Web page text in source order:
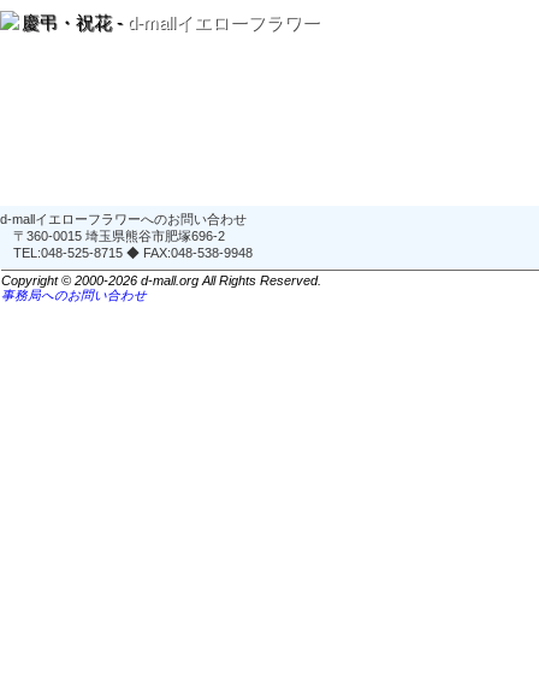
慶弔・祝花 - d-mallイエローフラワー
d-mallイエローフラワーへのお問い合わせ
〒360-0015 埼玉県熊谷市肥塚696-2
TEL:048-525-8715 ◆ FAX:048-538-9948
Copyright © 2000-2026 d-mall.org All Rights Reserved.
事務局へのお問い合わせ